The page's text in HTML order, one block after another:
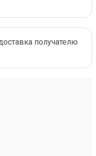
получателю